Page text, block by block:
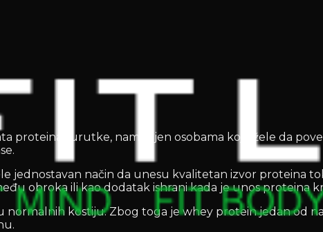
proteina surutke, namenjen osobama koje žele da
jednostavan način da unesu kvalitetan izvor proteina
obroka ili kao dodatak ishrani kada je unos proteina
normalnih kostiju. Zbog toga je whey protein jedan od